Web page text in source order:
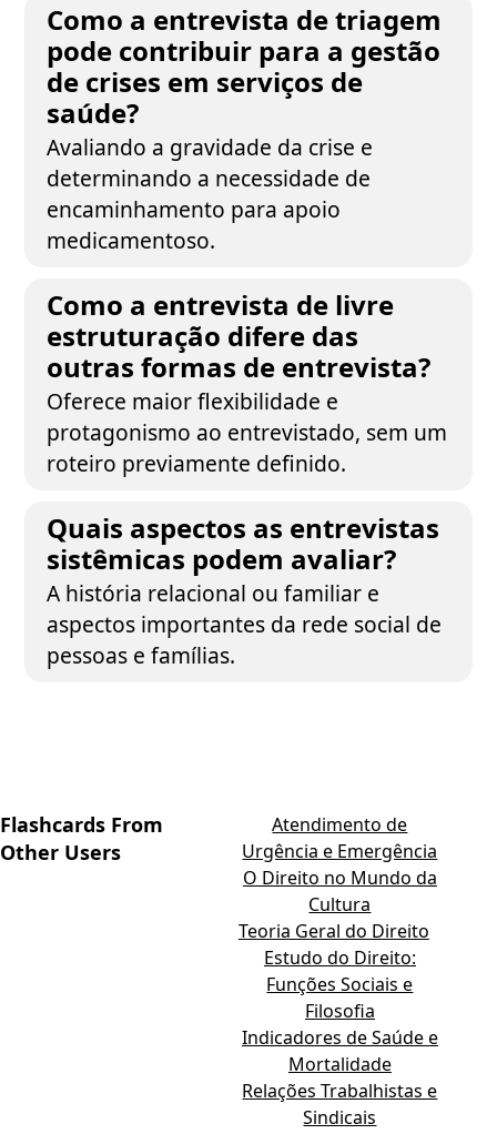
Como a entrevista de triagem
pode contribuir para a gestão
de crises em serviços de
saúde?
Avaliando a gravidade da crise e
determinando a necessidade de
encaminhamento para apoio
medicamentoso.
Como a entrevista de livre
estruturação difere das
outras formas de entrevista?
Oferece maior flexibilidade e
protagonismo ao entrevistado, sem um
roteiro previamente definido.
Quais aspectos as entrevistas
sistêmicas podem avaliar?
A história relacional ou familiar e
aspectos importantes da rede social de
pessoas e famílias.
Flashcards From
Other Users
Atendimento de
Urgência e Emergência
O Direito no Mundo da
Cultura
Teoria Geral do Direito
Estudo do Direito:
Funções Sociais e
Filosofia
Indicadores de Saúde e
Mortalidade
Relações Trabalhistas e
Sindicais